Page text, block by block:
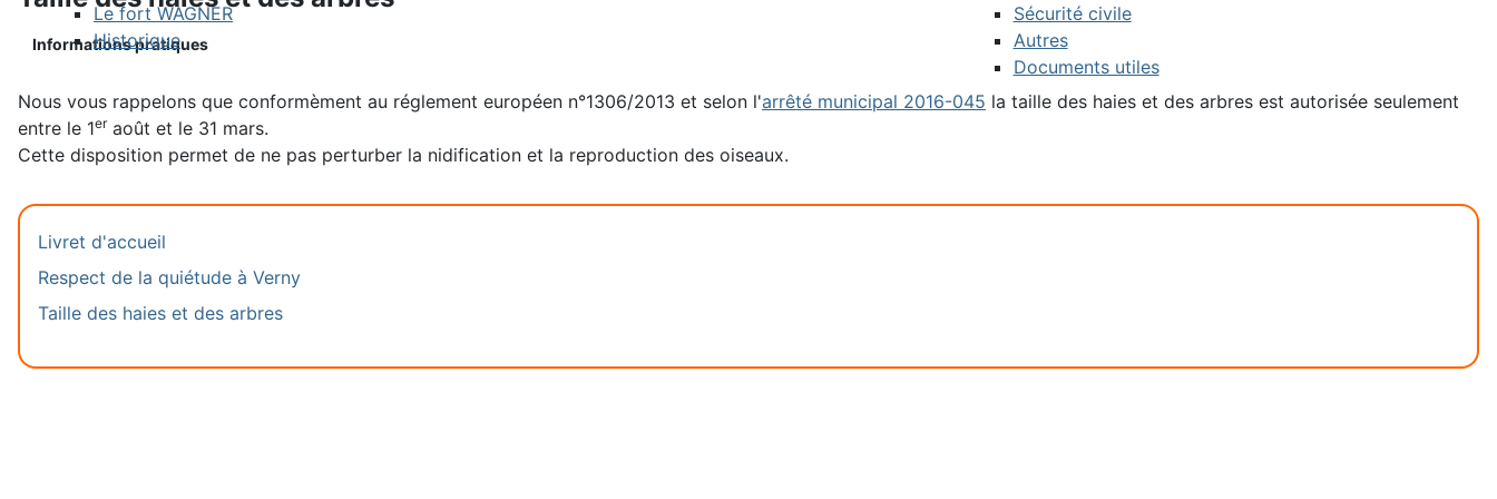
Le fort WAGNER
Historique
Sécurité civile
Autres
Documents utiles
Informations pratiques
Nous vous rappelons que conformèment au réglement européen n°1306/2013 et selon l'arrêté municipal 2016-045 la taille des haies et des arbres est autorisée seulement
entre le 1eraoût et le 31 mars.
Cette disposition permet de ne pas perturber la nidification et la reproduction des oiseaux.
Livret d'accueil
Respect de la quiétude à Verny
Taille des haies et des arbres